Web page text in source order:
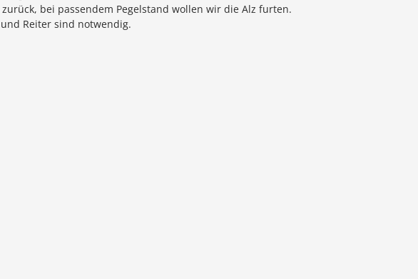
bei passendem Pegelstand wollen wir die Alz furten.
Reiter sind notwendig.